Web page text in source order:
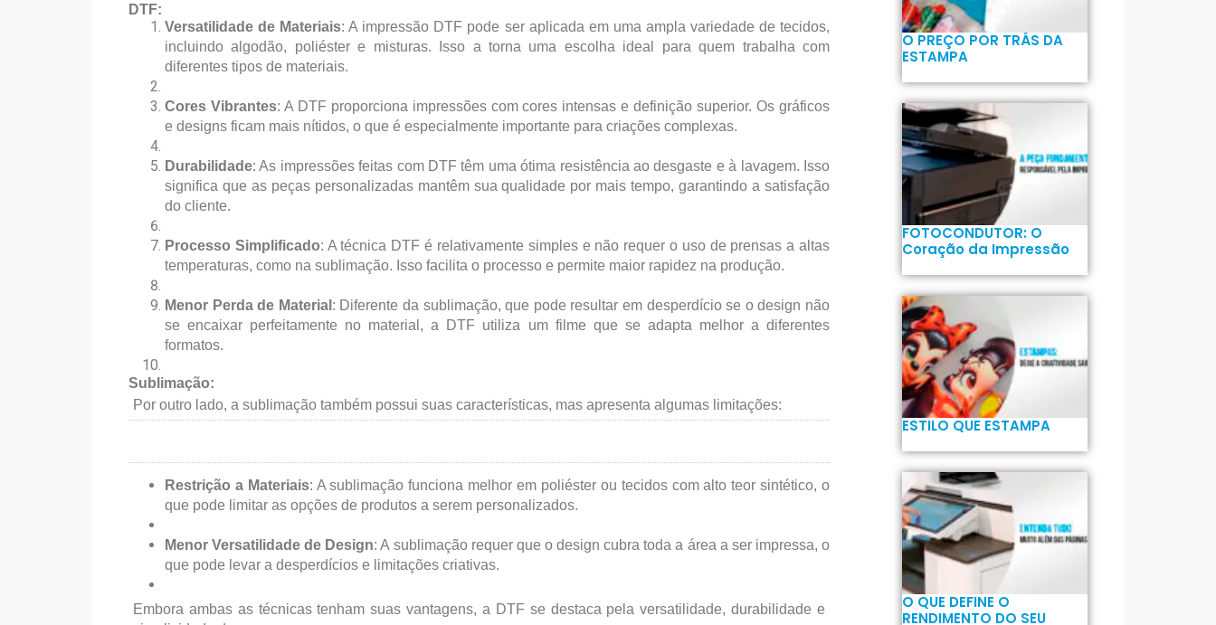
DTF:
Versatilidade de Materiais: A impressão DTF pode ser aplicada em uma ampla variedade de tecidos,
incluindo algodão, poliéster e misturas. Isso a torna uma escolha ideal para quem trabalha com
diferentes tipos de materiais.
Cores Vibrantes: A DTF proporciona impressões com cores intensas e definição superior. Os gráficos
e designs ficam mais nítidos, o que é especialmente importante para criações complexas.
Durabilidade: As impressões feitas com DTF têm uma ótima resistência ao desgaste e à lavagem. Isso
significa que as peças personalizadas mantêm sua qualidade por mais tempo, garantindo a satisfação
do cliente.
Processo Simplificado: A técnica DTF é relativamente simples e não requer o uso de prensas a altas
temperaturas, como na sublimação. Isso facilita o processo e permite maior rapidez na produção.
Menor Perda de Material : Diferente da sublimação, que pode resultar em desperdício se o design não
se encaixar perfeitamente no material, a DTF utiliza um filme que se adapta melhor a diferentes
formatos.
Sublimação:
Por outro lado, a sublimação também possui suas características, mas apresenta algumas limitações:
Restrição a Materiais: A sublimação funciona melhor em poliéster ou tecidos com alto teor sintético, o
que pode limitar as opções de produtos a serem personalizados.
Menor Versatilidade de Design: A sublimação requer que o design cubra toda a área a ser impressa, o
que pode levar a desperdícios e limitações criativas.
Embora ambas as técnicas tenham suas vantagens, a DTF se destaca pela versatilidade, durabilidade e
O PREÇO POR TRÁS DA
ESTAMPA
FOTOCONDUTOR: O
Coração da Impressão
ESTILO QUE ESTAMPA
O QUE DEFINE O
RENDIMENTO DO SEU